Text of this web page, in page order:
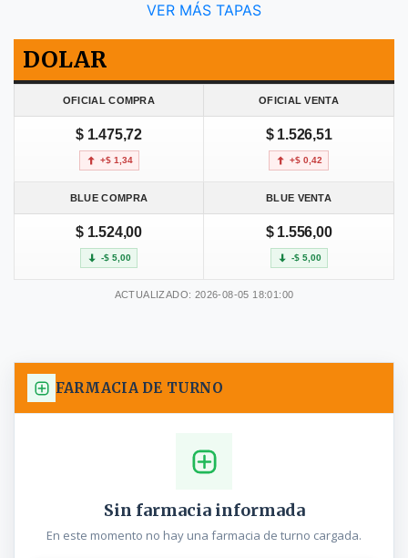
VER MÁS TAPAS
DOLAR
OFICIAL COMPRA OFICIAL VENTA
$ 1.475,72
+$ 1,34
$ 1.526,51
+$ 0,42
BLUE COMPRA BLUE VENTA
$ 1.524,00
-$ 5,00
$ 1.556,00
-$ 5,00
ACTUALIZADO: 2026-08-05 18:01:00
FARMACIA DE TURNO
Sin farmacia informada
En este momento no hay una farmacia de turno cargada.